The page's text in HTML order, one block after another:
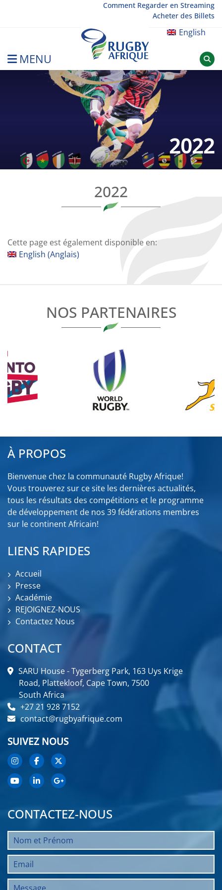
Comment Regarder en Streaming
Acheter des Billets
English
MENU
Rugby Afrique
2022
2022
Cette page est également disponible en:
English (Anglais)
NOS PARTENAIRES
À PROPOS
Bienvenue chez la communauté Rugby Afrique!
Vous trouverez sur ce site les dernières actualités,
tous les résultats des compétitions et le programme
de développement de nos 39 fédérations membres
sur le continent Africain!
LIENS RAPIDES
Accueil
Presse
Académie
REJOIGNEZ-NOUS
Contactez Nous
CONTACT
SARU House - Tygerberg Park, 163 Uys Krige
Road, Plattekloof, Cape Town, 7500
South Africa
+27 21 928 7152
contact@rugbyafrique.com
SUIVEZ NOUS
CONTACTEZ-NOUS